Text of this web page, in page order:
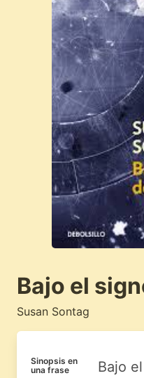
Bajo el
Susan Sontag
Sinopsis en
una frase
Bajo